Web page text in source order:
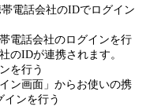
電話会社のIDでログイン
電話会社のログインを行
のIDが連携されます。
を行う
ン画面」からお使いの携
インを行う